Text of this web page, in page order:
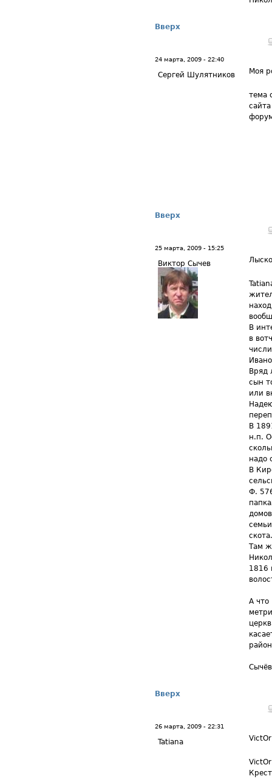
Вверх
24 марта, 2009 - 22:40
Сергей Шулятников Моя
тема
Вверх
25 марта, 2009 - 15:25
Виктор Сычев
В
в
Вряд
сын
или
В
н.п.
надо
В
Ф.
скота.
Там
1816
А что
Вверх
26 марта, 2009 - 22:31
Tatiana